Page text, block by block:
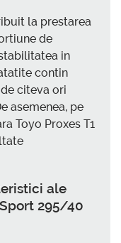
la prestarea
de
in
contin
citeva ori
asemenea, pe
Toyo Proxes T1
ale
295/40